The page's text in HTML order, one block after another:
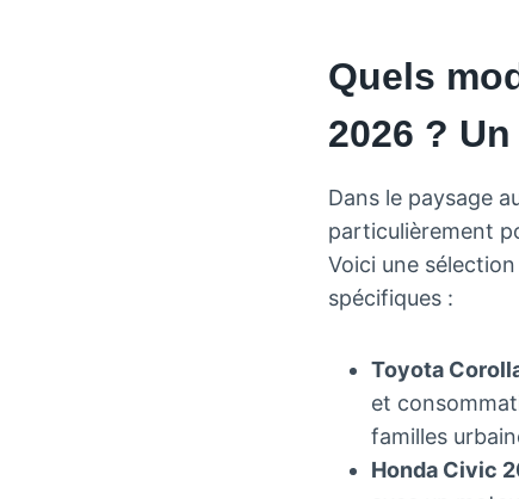
Quels
2026 ?
Dans le paysage
particulièrement
Voici une
spécifiques :
Toyota
et
familles
Honda Civic